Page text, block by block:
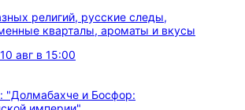
религий, русские следы,
кварталы, ароматы и вкусы
авг в 15:00